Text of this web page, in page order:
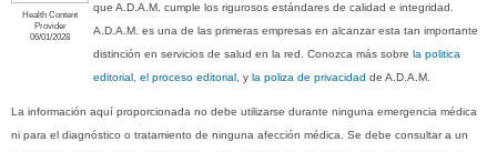
Health Content
Provider
06/01/2028
que A.D.A.M. cumple los rigurosos estándares de calidad e integridad.
A.D.A.M. es una de las primeras empresas en alcanzar esta tan importante
distinción en servicios de salud en la red. Conozca más sobre la politica
editorial, el proceso editorial , y la poliza de privacidad de A.D.A.M.
La información aquí proporcionada no debe utilizarse durante ninguna emergencia médica
ni para el diagnóstico o tratamiento de ninguna afección médica. Se debe consultar a un